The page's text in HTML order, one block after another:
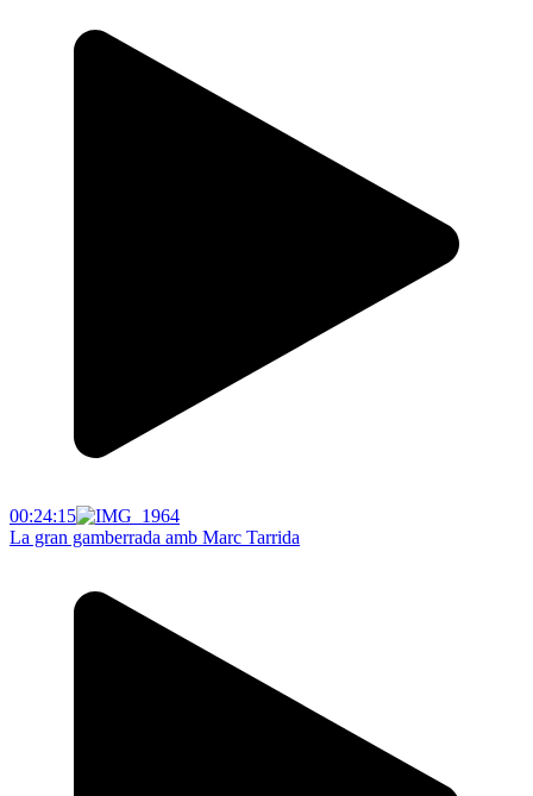
00:24:15
La gran gamberrada amb Marc Tarrida